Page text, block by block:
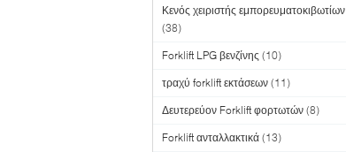
Κενός χειριστής εμπορευματοκιβωτίων
(38)
Forklift LPG βενζίνης (10)
τραχύ forklift εκτάσεων (11)
Δευτερεύον Forklift φορτωτών (8)
Forklift ανταλλακτικά (13)